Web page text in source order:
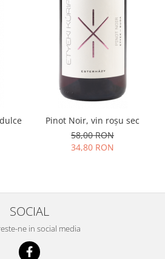
Pinot Noir, vin roșu sec
58,00 RON
34,80 RON
SOCIAL
ne in social media